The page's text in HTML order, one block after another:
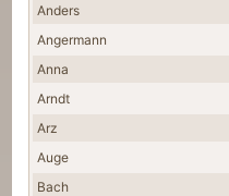
Anders
Angermann
Anna
Arndt
Arz
Auge
Bach